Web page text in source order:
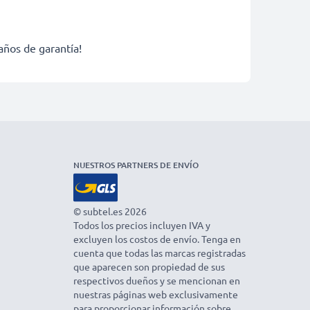
de garantía!
NUESTROS PARTNERS DE ENVÍO
© subtel.es 2026
Todos los precios incluyen IVA y
excluyen los costos de envío. Tenga en
cuenta que todas las marcas registradas
que aparecen son propiedad de sus
respectivos dueños y se mencionan en
nuestras páginas web exclusivamente